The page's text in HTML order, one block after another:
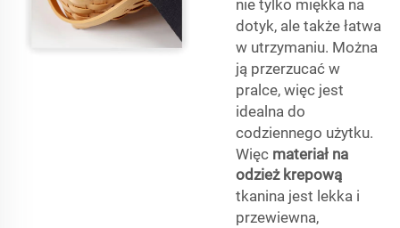
nie tylko miękka na
dotyk, ale także łatwa
w utrzymaniu. Można
ją przerzucać w
pralce, więc jest
idealna do
codziennego użytku.
Więc materiał na
odzież krepową
tkanina jest lekka i
przewiewna,